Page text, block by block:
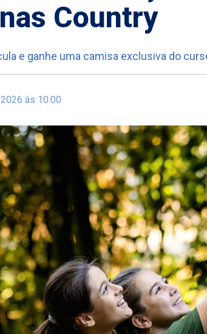
Country
e ganhe uma camisa exclusiva do
às 10:00